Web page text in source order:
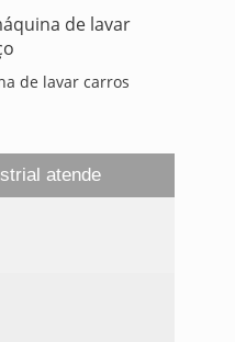
de lavar carros
atende